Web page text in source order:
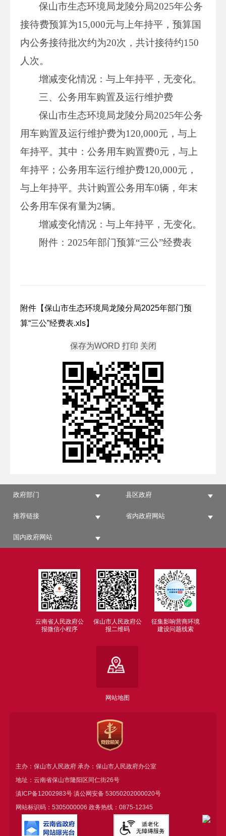
保山市生态环境局龙陵分局2025年公务
接待费预算为15,000元与上年持平，预算国
内公务接待批次约为20次，共计接待约150
人次。
增减变化情况：与上年持平，无变化。
三、公务用车购置及运行维护费
保山市生态环境局龙陵分局2025年公务
用车购置及运行维护费为120,000元，与上
年持平。其中：公务用车购置费0元，与上
年持平；公务用车运行维护费120,000元，
与上年持平。共计购置公务用车0辆，年末
公务用车保有量为2辆。
增减变化情况：与上年持平，无变化。
附件：2025年部门预算“三公”经费表
附件【保山市生态环境局龙陵分局2025年部门预
算“三公”经费表.xls】
政府部门 县区政府
推荐链接 省内政府网站
国内政府网站
云南省人民政府公
报微信小程序
保山市人民政府公
报二维码
征集影响营商环境
建设问题线索
网站地图
主办：保山市人民政府 承办：保山市人民政府办公室
地址：云南省保山市隆阳区同仁街26号
滇ICP备12002983号滇公网安备 53050202000020号
网站标识码：5305000006 政务热线：0875-12345